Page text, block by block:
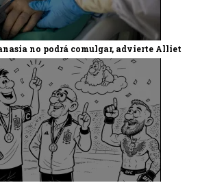
no podrá comulgar, advierte Alliet